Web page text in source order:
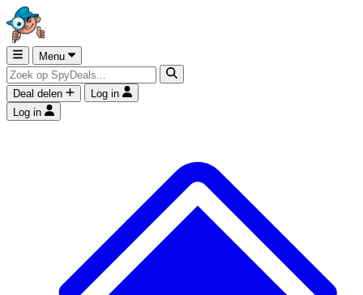
Menu
Deal delen
Log in
Log in